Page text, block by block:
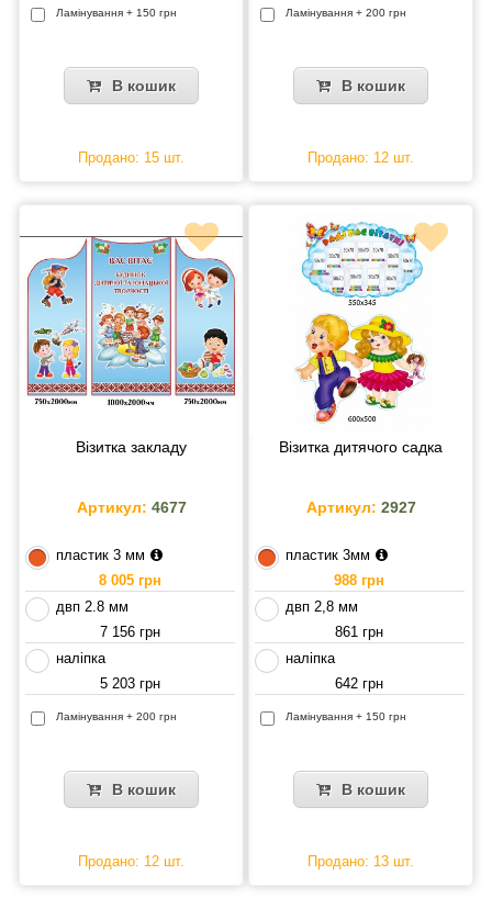
Ламінування + 150 грн
В кошик
Продано: 15 шт.
Ламінування + 200 грн
В кошик
Продано: 12 шт.
Візитка закладу
Артикул: 4677
пластик 3 мм
8 005 грн
двп 2.8 мм
7 156 грн
наліпка
5 203 грн
Ламінування + 200 грн
В кошик
Продано: 12 шт.
Візитка дитячого садка
Артикул: 2927
пластик 3мм
988 грн
двп 2,8 мм
861 грн
наліпка
642 грн
Ламінування + 150 грн
В кошик
Продано: 13 шт.